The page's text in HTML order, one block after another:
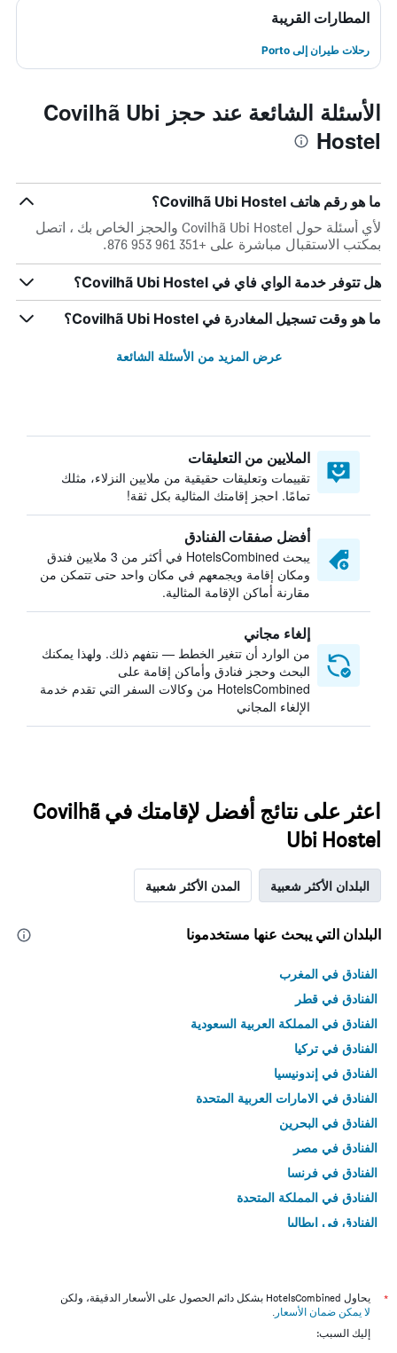
المطارات القريبة
رحلات طيران إلى Porto
الأسئلة الشائعة عند حجز Covilhã Ubi
Hostel
ما هو رقم هاتف Covilhã Ubi Hostel؟
لأي أسئلة حول Covilhã Ubi Hostel والحجز الخاص بك ، اتصل
بمكتب الاستقبال مباشرة على +351 961 953 876.
هل تتوفر خدمة الواي فاي في Covilhã Ubi Hostel؟
ما هو وقت تسجيل المغادرة في Covilhã Ubi Hostel؟
عرض المزيد من الأسئلة الشائعة
الملايين من التعليقات
تقييمات وتعليقات حقيقية من ملايين النزلاء، مثلك
تمامًا. احجز إقامتك المثالية بكل ثقة!
أفضل صفقات الفنادق
يبحث HotelsCombined في أكثر من 3 ملايين فندق
ومكان إقامة ويجمعهم في مكان واحد حتى تتمكن من
مقارنة أماكن الإقامة المثالية.
إلغاء مجاني
من الوارد أن تتغير الخطط — نتفهم ذلك. ولهذا يمكنك
البحث وحجز فنادق وأماكن إقامة على
HotelsCombined من وكالات السفر التي تقدم خدمة
الإلغاء المجاني
اعثر على نتائج أفضل لإقامتك في Covilhã
Ubi Hostel
البلدان الأكثر شعبية المدن الأكثر شعبية
البلدان التي يبحث عنها مستخدمونا
الفنادق في المغرب
الفنادق في قطر
الفنادق في المملكة العربية السعودية
الفنادق في تركيا
الفنادق في إندونيسيا
الفنادق في الامارات العربية المتحدة
الفنادق في البحرين
الفنادق في مصر
الفنادق في فرنسا
الفنادق في المملكة المتحدة
الفنادق في إيطاليا
*
يحاول HotelsCombined بشكل دائم الحصول على الأسعار الدقيقة، ولكن
لا يمكن ضمان الأسعار .
إليك السبب: